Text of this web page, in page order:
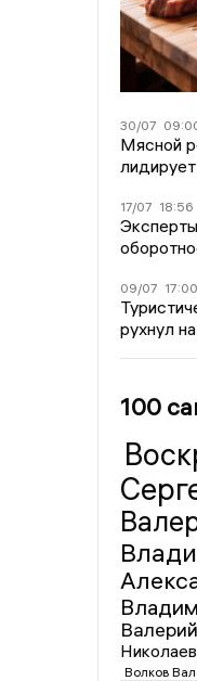
30/07
Мясной
17/07 18:56
09/07 17:00
рухнул
100
Волков